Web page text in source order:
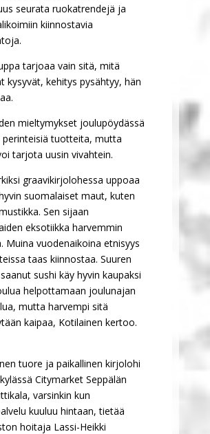
seurata ruokatrendejä ja
kiinnostavia
tarjoaa vain sitä, mitä
kysyvät, kehitys pysähtyy, hän
mieltymykset joulupöydässä
perinteisiä tuotteita, mutta
tarjota uusin vivahtein.
graavikirjolohessa uppoaa
suomalaiset maut, kuten
Sen sijaan
eksotiikka harvemmin
Muina vuodenaikoina etnisyys
taas kiinnostaa. Suuren
sushi käy hyvin kaupaksi
helpottamaan joulunajan
mutta harvempi sitä
kaipaa, Kotilainen kertoo.
tuore ja paikallinen kirjolohi
Citymarket Seppälän
varsinkin kun
kuuluu hintaan, tietää
hoitaja Lassi-Heikki